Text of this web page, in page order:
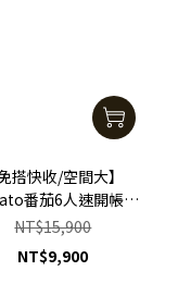
免搭快收/空間大】
番茄6人速開帳篷
｜拋帳｜快速搭帳
NT$15,900
NT$9,900